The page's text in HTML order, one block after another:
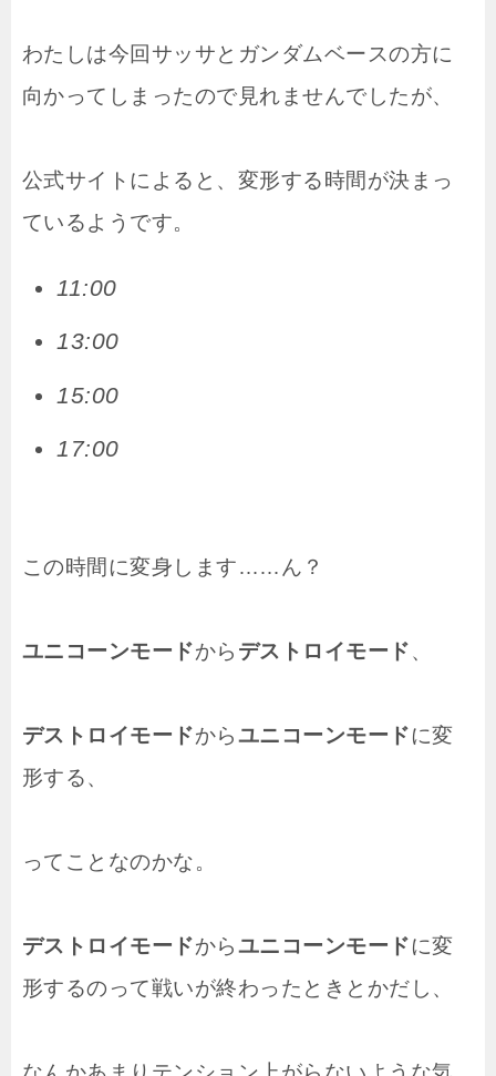
わたしは今回サッサとガンダムベースの方に
向かってしまったので見れませんでしたが、
公式サイトによると、変形する時間が決まっ
ているようです。
11:00
13:00
15:00
17:00
この時間に変身します……ん？
ユニコーンモードから デストロイモード、
デストロイモードからユニコーンモードに変
形する、
ってことなのかな。
デストロイモードからユニコーンモードに変
形するのって戦いが終わったときとかだし、